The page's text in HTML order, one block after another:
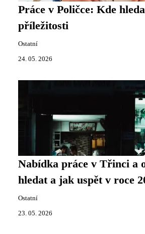
Práce v Poličce: Kde
příležitosti
Ostatní
24. 05. 2026
Nabídka práce v Třinci a
hledat a jak uspět v roce
Ostatní
23. 05. 2026